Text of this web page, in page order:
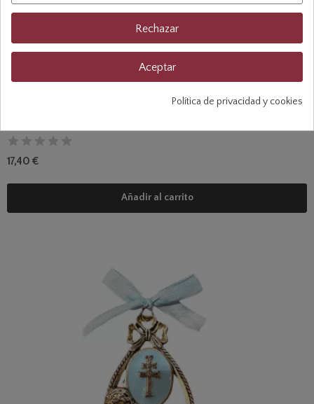
17,40 €
Añadir al carrito
Rechazar
Aceptar
Política de privacidad y cookies